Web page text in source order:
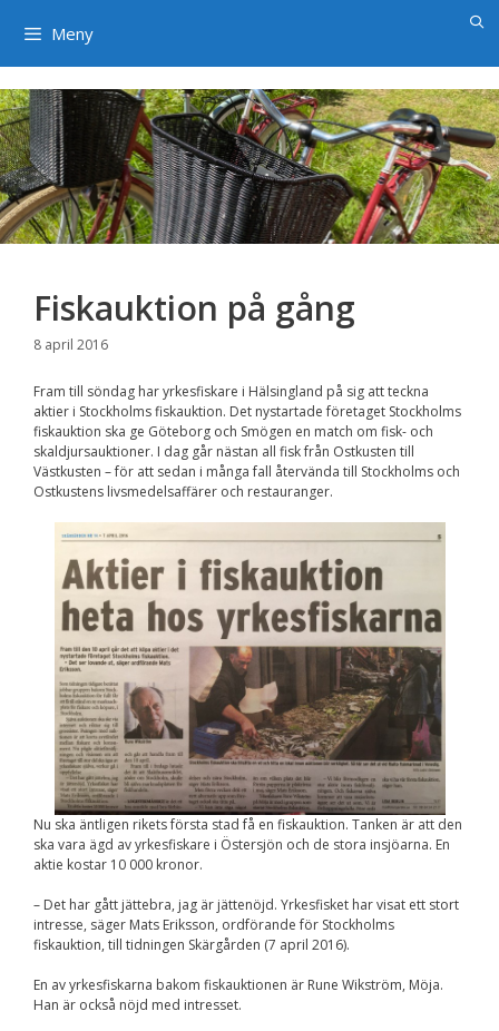
Meny
Fiskauktion på gång
8 april 2016
Fram till söndag har yrkesfiskare i Hälsingland på sig att teckna
aktier i Stockholms fiskauktion. Det nystartade företaget Stockholms
fiskauktion ska ge Göteborg och Smögen en match om fisk- och
skaldjursauktioner. I dag går nästan all fisk från Ostkusten till
Västkusten – för att sedan i många fall återvända till Stockholms och
Ostkustens livsmedelsaffärer och restauranger.
Nu ska äntligen rikets första stad få en fiskauktion. Tanken är att den
ska vara ägd av yrkesfiskare i Östersjön och de stora insjöarna. En
aktie kostar 10 000 kronor.
– Det har gått jättebra, jag är jättenöjd. Yrkesfisket har visat ett stort
intresse, säger Mats Eriksson, ordförande för Stockholms
fiskauktion, till tidningen Skärgården (7 april 2016).
En av yrkesfiskarna bakom fiskauktionen är Rune Wikström, Möja.
Han är också nöjd med intresset.
×
bort. De behövs
för att
hemsidan över
huvud taget
ska fungera.
Statistik
För att vi ska
kunna
förbättra
hemsidans
funktionalitet
och
uppbyggnad,
hemsidan
används.